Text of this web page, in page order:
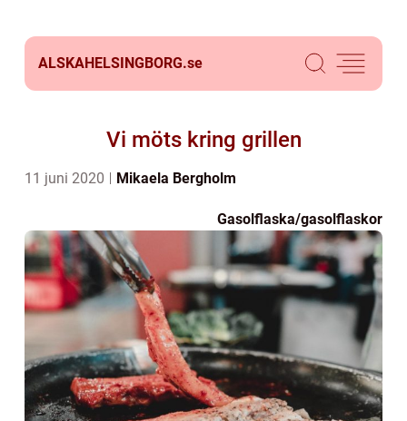
ALSKAHELSINGBORG.se
Vi möts kring grillen
11 juni 2020 Mikaela Bergholm
Gasolflaska/gasolflaskor